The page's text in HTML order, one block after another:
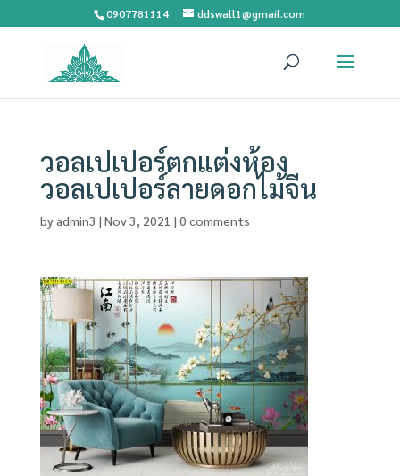
0907781114 ddswall1@gmail.com
วอลเปเปอร์ตกแต่งห้อง
วอลเปเปอร์ลายดอกไม้จีน
byadmin3 | Nov 3, 2021 | 0 comments